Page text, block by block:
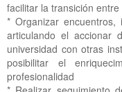
facilitar la transición
* Organizar encuentros,
articulando el accionar
universidad con otras
posibilitar el
profesionalidad